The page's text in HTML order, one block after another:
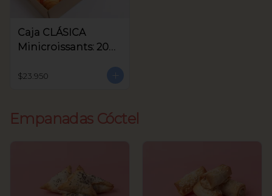
Caja CLÁSICA
Minicroissants: 20
$23.950
Empanadas Cóctel